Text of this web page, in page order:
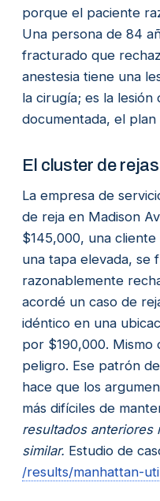
porque el paciente
Una persona de 84
fracturado que
anestesia tiene una
la cirugía; es la lesión
documentada, el
El cluster de
La empresa de
de reja en Madison
$145,000, una
una tapa elevada, se
razonablemente
acordé un caso de
idéntico en una
por $190,000. Mismo
peligro. Ese patrón
hace que los
más difíciles de
resultados anteriores
similar. Estudio de
/results/manhattan-